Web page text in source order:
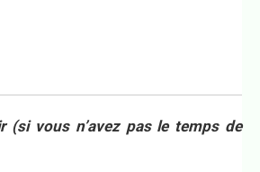
(si vous n’avez pas le temps de